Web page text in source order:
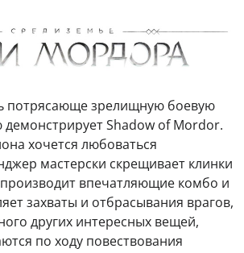
потрясающе зрелищную боевую
демонстрирует Shadow of Mordor.
хочется любоваться
мастерски скрещивает клинки
впечатляющие комбо и
захваты и отбрасывания врагов,
других интересных вещей,
по ходу повествования